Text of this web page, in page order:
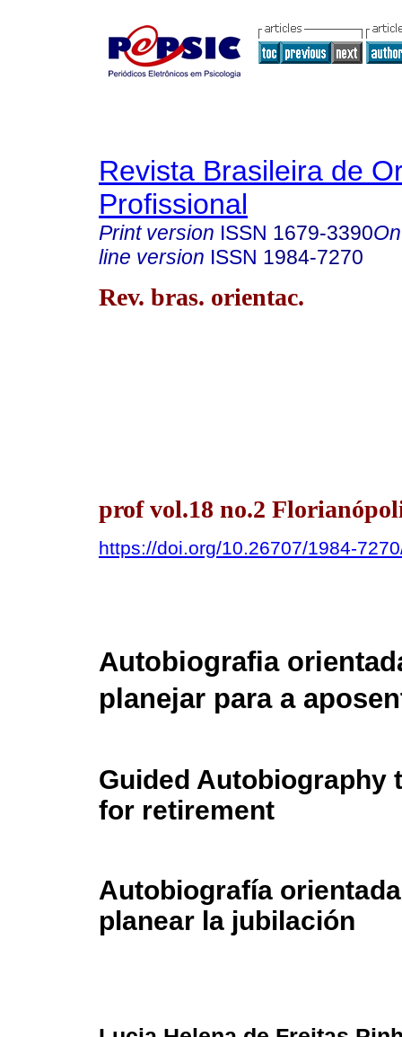
Revista Brasileira de
Profissional
Print version ISSN 1679-3390
line version ISSN 1984-7270
Rev. bras. orientac.
prof vol.18 no.2
https://doi.org/10.26707/1984-
Autobiografia
planejar para a
Guided Autobiography
for retirement
Autobiografía
planear la jubilación